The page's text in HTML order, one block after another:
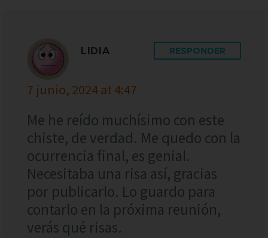
LIDIA
7 junio, 2024 at 4:47
RESPONDER
Me he reído muchísimo con este
chiste, de verdad. Me quedo con la
ocurrencia final, es genial.
Necesitaba una risa así, gracias
por publicarlo. Lo guardo para
contarlo en la próxima reunión,
verás qué risas.